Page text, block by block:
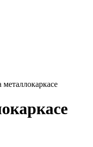
металлокаркасе